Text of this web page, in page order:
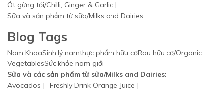
Ót gừng tỏi/Chilli, Ginger & Garlic
Sữa và sản phẩm từ sữa/Milks and Dairies
Blog Tags
Nam KhoaSinh lý namthực phẩm hữu cơRau hữu cơ/Organic
VegetablesSức khỏe nam giới
Sữa và các sản phẩm từ sữa/Milks and Dairies:
Avocados
Freshly Drink Orange Juice